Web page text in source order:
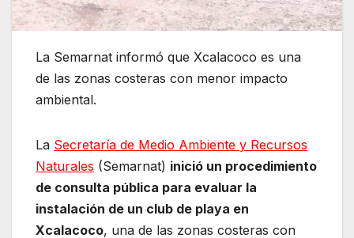
La Semarnat informó que Xcalacoco es una
de las zonas costeras con menor impacto
ambiental.
La Secretaría de Medio Ambiente y Recursos
Naturales (Semarnat) inició un procedimiento
de consulta pública para evaluar la
instalación de un club de playa en
Xcalacoco, una de las zonas costeras con